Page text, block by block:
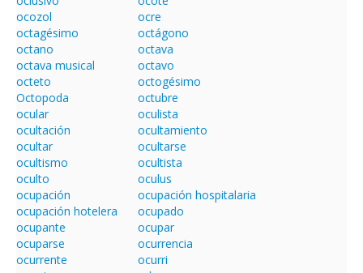
ocozol
ocre
octagésimo
octágono
octano
octava
octava musical
octavo
octeto
octogésimo
Octopoda
octubre
ocular
oculista
ocultación
ocultamiento
ocultar
ocultarse
ocultismo
ocultista
oculto
oculus
ocupación
ocupación hospitalaria
ocupación hotelera
ocupado
ocupante
ocupar
ocuparse
ocurrencia
ocurrente
ocurri